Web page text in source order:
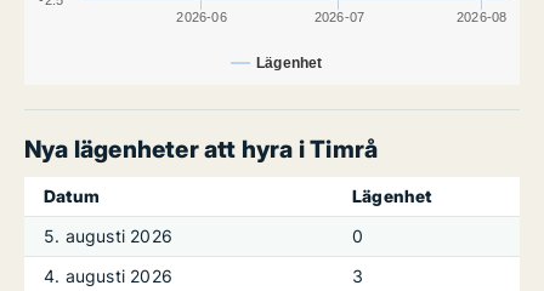
Lägenhet
2026-06 2026-07 2026-08
Nya lägenheter att hyra i Timrå
Datum
Lägenhet
5. augusti 2026
0
4. augusti 2026
3